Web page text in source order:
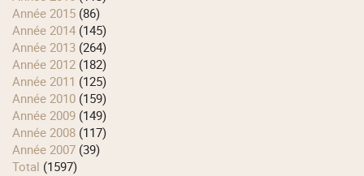
année 2015 (86)
année 2014 (145)
année 2013 (264)
année 2012 (182)
année 2011 (125)
année 2010 (159)
année 2009 (149)
année 2008 (117)
année 2007 (39)
total (1597)